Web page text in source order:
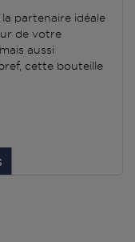
partenaire idéale
de votre
aussi
cette bouteille